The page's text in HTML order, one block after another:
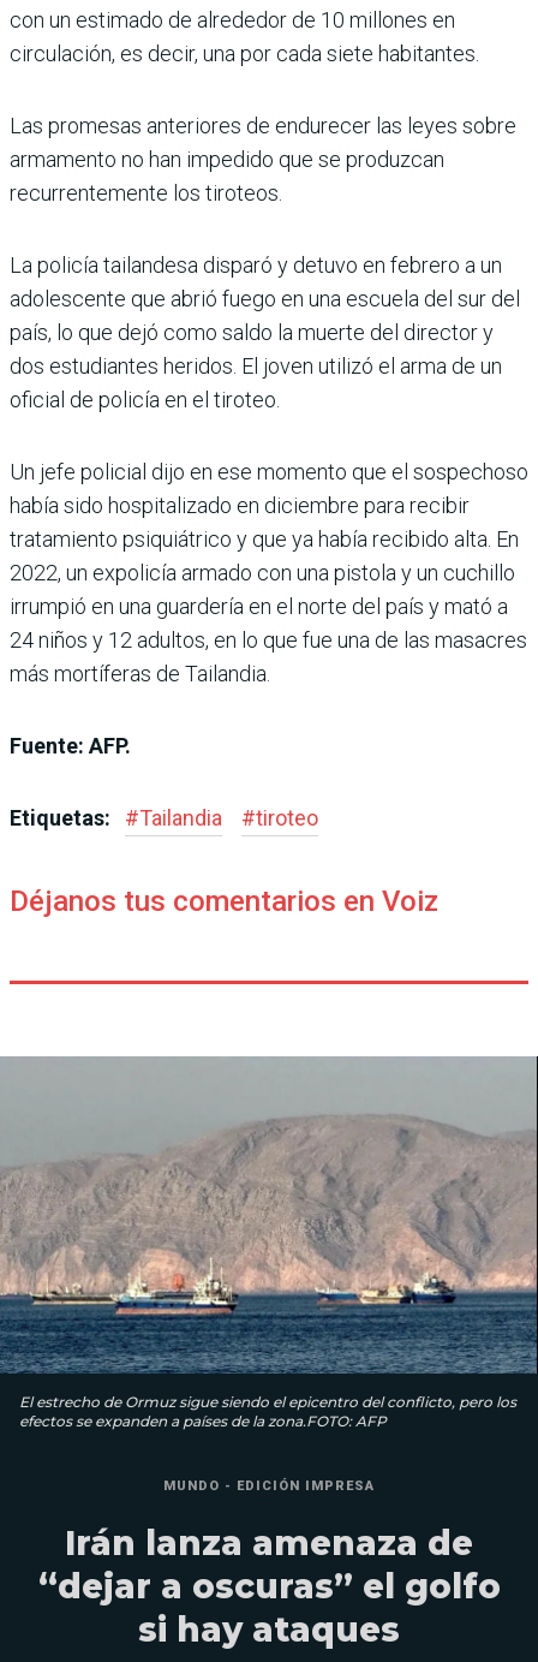
con un estimado de alrededor de 10 millones en
circulación, es decir, una por cada siete habitantes.
Las promesas anteriores de endurecer las leyes sobre
armamento no han impedido que se produzcan
recurrentemente los tiroteos.
La policía tailandesa disparó y detuvo en febrero a un
adolescente que abrió fuego en una escuela del sur del
país, lo que dejó como saldo la muerte del director y
dos estudiantes heridos. El joven utilizó el arma de un
oficial de policía en el tiroteo.
Un jefe policial dijo en ese momento que el sospechoso
había sido hospitalizado en diciembre para recibir
tratamiento psiquiátrico y que ya había recibido alta. En
2022, un expolicía armado con una pistola y un cuchillo
irrumpió en una guardería en el norte del país y mató a
24 niños y 12 adultos, en lo que fue una de las masacres
más mortíferas de Tailandia.
Fuente: AFP.
Etiquetas: #Tailandia #tiroteo
Déjanos tus comentarios en Voiz
El estrecho de Ormuz sigue siendo el epicentro del conflicto, pero los
efectos se expanden a países de la zona.FOTO: AFP
MUNDO - EDICIÓN IMPRESA
Irán lanza amenaza de
“dejar a oscuras” el golfo
si hay ataques